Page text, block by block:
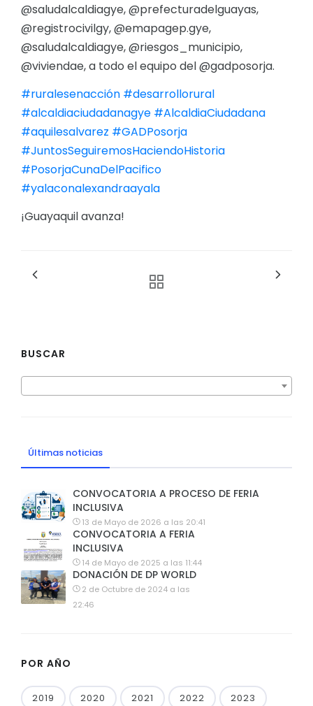
@saludalcaldiagye, @prefecturadelguayas,
@registrocivilgy, @emapagep.gye,
@saludalcaldiagye, @riesgos_municipio,
@viviendae, a todo el equipo del @gadposorja.
#ruralesenacción #desarrollorural
#alcaldiaciudadanagye #AlcaldiaCiudadana
#aquilesalvarez #GADPosorja
#JuntosSeguiremosHaciendoHistoria
#PosorjaCunaDelPacifico
#yalaconalexandraayala
¡Guayaquil avanza!
BUSCAR
Últimas noticias
CONVOCATORIA A PROCESO DE FERIA
INCLUSIVA
13 de Mayo de 2026 a las 20:41
CONVOCATORIA A FERIA
INCLUSIVA
14 de Mayo de 2025 a las 11:44
DONACIÓN DE DP WORLD
2 de Octubre de 2024 a las
22:46
POR AÑO
2019 2020 2021 2022 2023